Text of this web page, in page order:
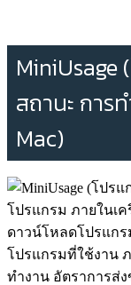
MiniUsage
สถานะ การ
Mac)
ดาวน์โหลดโปรแกร
โปรแกรมที่ใช้งาน ภ
ทำงาน อัตราการส่ง